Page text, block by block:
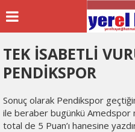
TEK İSABETLİ
PENDİKSPOR
Sonuç olarak Pendikspor
ile beraber bugünkü Amedspor
total de 5 Puan’ı hanesine